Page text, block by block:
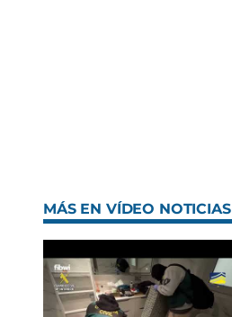
MÁS EN VÍDEO NOTICIAS